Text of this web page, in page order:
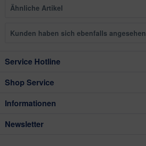
Ähnliche Artikel
Kunden haben sich ebenfalls angesehen
Service Hotline
Shop Service
Informationen
Newsletter